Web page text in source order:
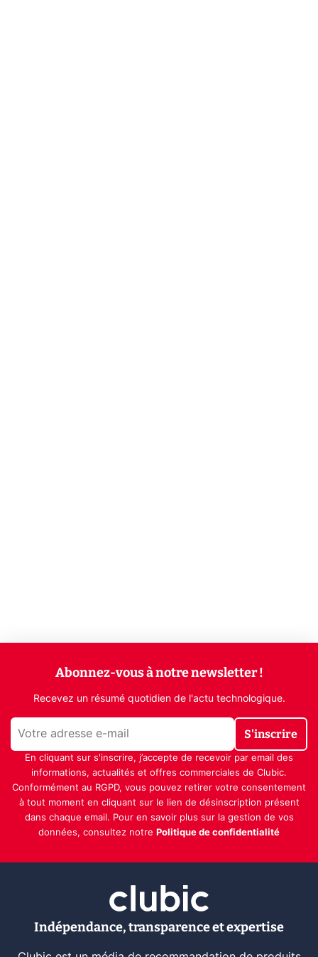
Abonnez-vous à notre newsletter !
Recevez un résumé quotidien de l'actu technologique.
S'inscrire
En cliquant sur s'inscrire, j’accepte de recevoir par email des
informations, actualités et offres commerciales de Clubic.
Conformément au RGPD, vous pouvez retirer votre consentement
à tout moment en cliquant sur le lien de désinscription présent
dans chaque email. Pour en savoir plus sur la gestion de vos
données, consultez notre Politique de confidentialité
Indépendance, transparence et expertise